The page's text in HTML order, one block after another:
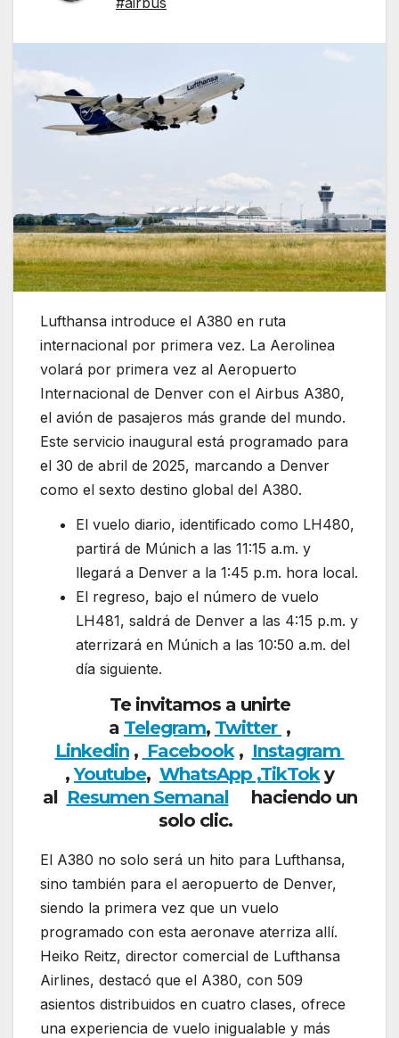
Lufthansa introduce el A380 en ruta
internacional por primera vez. La Aerolinea
volará por primera vez al Aeropuerto
Internacional de Denver con el Airbus A380,
el avión de pasajeros más grande del mundo.
Este servicio inaugural está programado para
el 30 de abril de 2025, marcando a Denver
como el sexto destino global del A380.
El vuelo diario, identificado como LH480,
partirá de Múnich a las 11:15 a.m. y
llegará a Denver a la 1:45 p.m. hora local.
El regreso, bajo el número de vuelo
LH481, saldrá de Denver a las 4:15 p.m. y
aterrizará en Múnich a las 10:50 a.m. del
día siguiente.
Te invitamos a unirte
a Telegram, Twitter ,
Linkedin, Facebook, Instagram
,Youtube, WhatsApp ,TikToky
al Resumen Semanalhaciendo un
solo clic.
El A380 no solo será un hito para Lufthansa,
sino también para el aeropuerto de Denver,
siendo la primera vez que un vuelo
programado con esta aeronave aterriza allí.
Heiko Reitz, director comercial de Lufthansa
Airlines, destacó que el A380, con 509
asientos distribuidos en cuatro clases, ofrece
una experiencia de vuelo inigualable y más